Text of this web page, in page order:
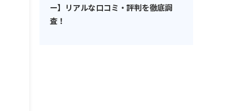
ー】リアルな口コミ・評判を徹底調
査！